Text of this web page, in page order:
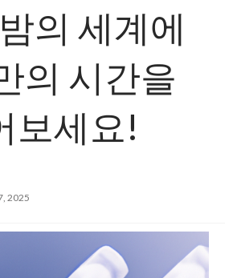
의 세계에
의 시간을
보세요!
2025